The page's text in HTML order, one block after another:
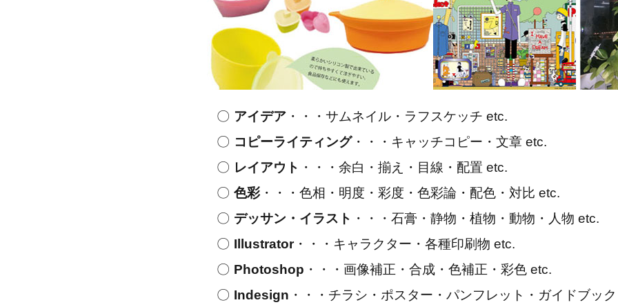
〇 アイデア ・・・サムネイル・ラフスケッチ etc.
〇 コピーライティング・・・キャッチコピー・文章 etc.
〇 レイアウト ・・・余白・揃え・目線・配置 etc.
〇 色彩・・・色相・明度・彩度・色彩論・配色・対比 etc.
〇 デッサン・イラスト ・・・石膏・静物・植物・動物・人物 etc.
〇 Illustrator・・・キャラクター・各種印刷物 etc.
〇 Photoshop ・・・画像補正・合成・色補正・彩色 etc.
〇 Indesign ・・・チラシ・ポスター・パンフレット・ガイドブッ